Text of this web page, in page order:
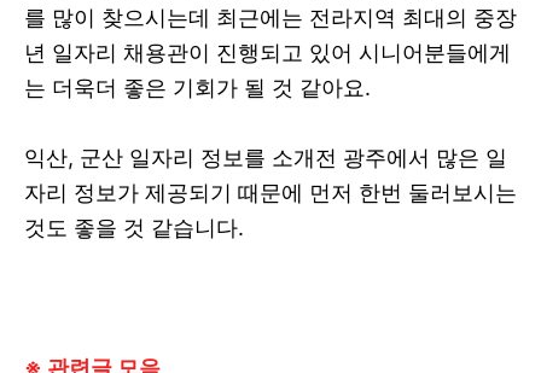
를 많이 찾으시는데 최근에는 전라지역 최대의 중장
년 일자리 채용관이 진행되고 있어 시니어분들에게
는 더욱더 좋은 기회가 될 것 같아요.
익산, 군산 일자리 정보를 소개전 광주에서 많은 일
자리 정보가 제공되기 때문에 먼저 한번 둘러보시는
것도 좋을 것 같습니다.
※ 관련글 모음